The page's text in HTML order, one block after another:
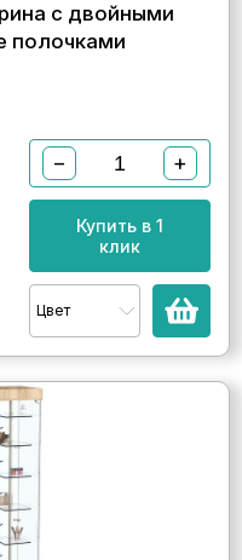
с двойными
полочками
− +
Купить в 1
клик
Цвет